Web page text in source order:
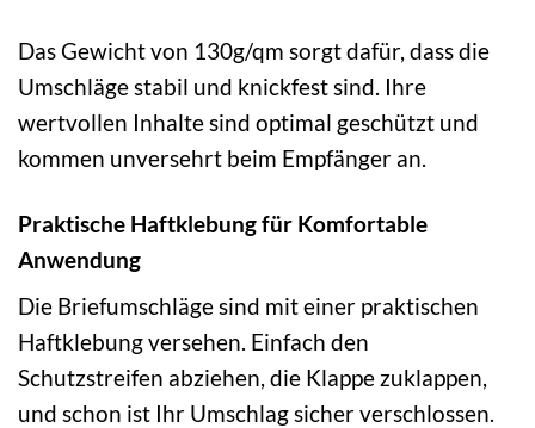
Das Gewicht von 130g/qm sorgt dafür, dass die
Umschläge stabil und knickfest sind. Ihre
wertvollen Inhalte sind optimal geschützt und
kommen unversehrt beim Empfänger an.
Praktische Haftklebung für Komfortable
Anwendung
Die Briefumschläge sind mit einer praktischen
Haftklebung versehen. Einfach den
Schutzstreifen abziehen, die Klappe zuklappen,
und schon ist Ihr Umschlag sicher verschlossen.